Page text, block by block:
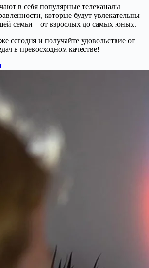
в себя популярные телеканалы
которые будут увлекательны
семьи – от взрослых до самых юных.
сегодня и получайте удовольствие от
в превосходном качестве!